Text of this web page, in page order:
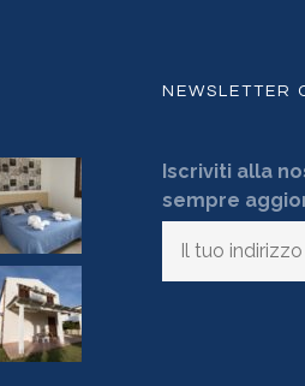
NEWSLETTER
Iscriviti alla
sempre